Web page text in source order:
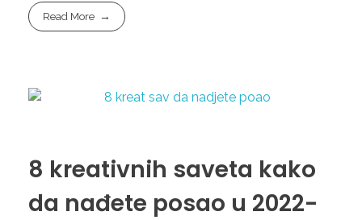
Read More
8 kreativnih saveta kako
da nađete posao u 2022-